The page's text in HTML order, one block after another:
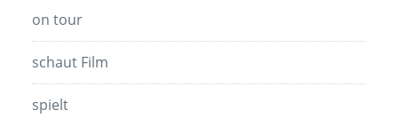
on tour
schaut Film
spielt